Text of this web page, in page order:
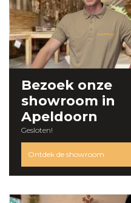
Bezoek onze
showroom in
Apeldoorn
Gesloten!
Ontdek de showroom